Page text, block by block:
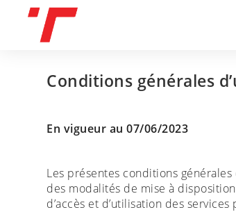
Conditions générales
En vigueur au 07/06/2023
Les présentes conditions
des modalités de mise à
d’accès et d’utilisation des services